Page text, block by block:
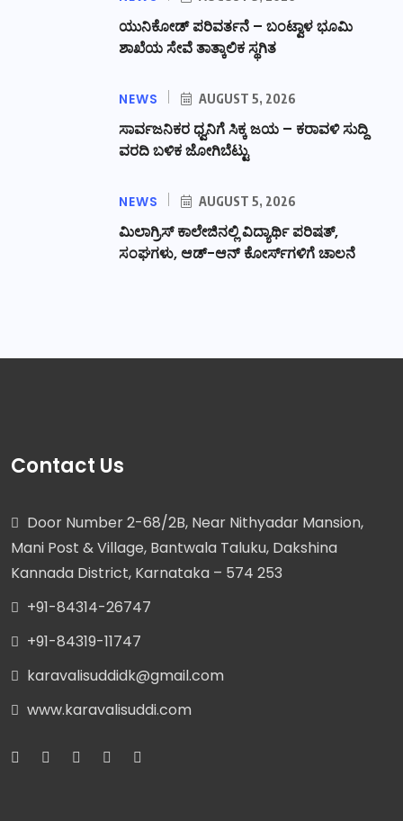
ಯುನಿಕೋಡ್ ಪರಿವರ್ತನೆ – ಬಂಟ್ವಾಳ ಭೂಮಿ
ಶಾಖೆಯ ಸೇವೆ ತಾತ್ಕಾಲಿಕ ಸ್ಥಗಿತ
NEWS AUGUST 5, 2026
ಸಾರ್ವಜನಿಕರ ಧ್ವನಿಗೆ ಸಿಕ್ಕ ಜಯ – ಕರಾವಳಿ ಸುದ್ದಿ
ವರದಿ ಬಳಿಕ ಜೋಗಿಬೆಟ್ಟು
NEWS AUGUST 5, 2026
ಮಿಲಾಗ್ರಿಸ್ ಕಾಲೇಜಿನಲ್ಲಿ ವಿದ್ಯಾರ್ಥಿ ಪರಿಷತ್‌,
ಸಂಘಗಳು, ಆಡ್-ಆನ್ ಕೋರ್ಸ್‌ಗಳಿಗೆ ಚಾಲನೆ
Contact Us
Door Number 2-68/2B, Near Nithyadar Mansion,
Mani Post & Village, Bantwala Taluku, Dakshina
Kannada District, Karnataka – 574 253
+91-84314-26747
+91-84319-11747
karavalisuddidk@gmail.com
www.karavalisuddi.com